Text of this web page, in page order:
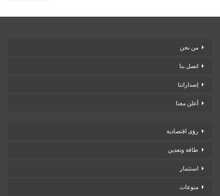
من نحن
اتصل بنا
إصداراتنا
أعلن معنا
رؤى اقتصادية
طاقة وتعدين
استثمار
منوعات